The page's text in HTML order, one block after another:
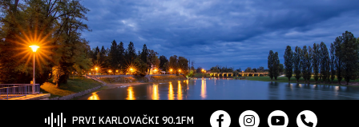
PRVI KARLOVAČKI 90.1FM